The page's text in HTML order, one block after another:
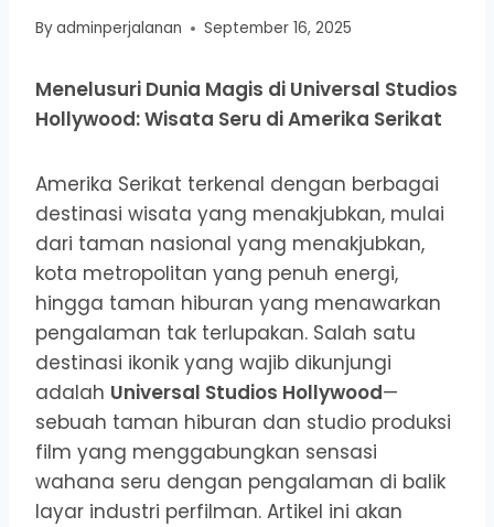
Byadminperjalanan September 16, 2025
Menelusuri Dunia Magis di Universal Studios
Hollywood: Wisata Seru di Amerika Serikat
Amerika Serikat terkenal dengan berbagai
destinasi wisata yang menakjubkan, mulai
dari taman nasional yang menakjubkan,
kota metropolitan yang penuh energi,
hingga taman hiburan yang menawarkan
pengalaman tak terlupakan. Salah satu
destinasi ikonik yang wajib dikunjungi
adalah Universal Studios Hollywood—
sebuah taman hiburan dan studio produksi
film yang menggabungkan sensasi
wahana seru dengan pengalaman di balik
layar industri perfilman. Artikel ini akan